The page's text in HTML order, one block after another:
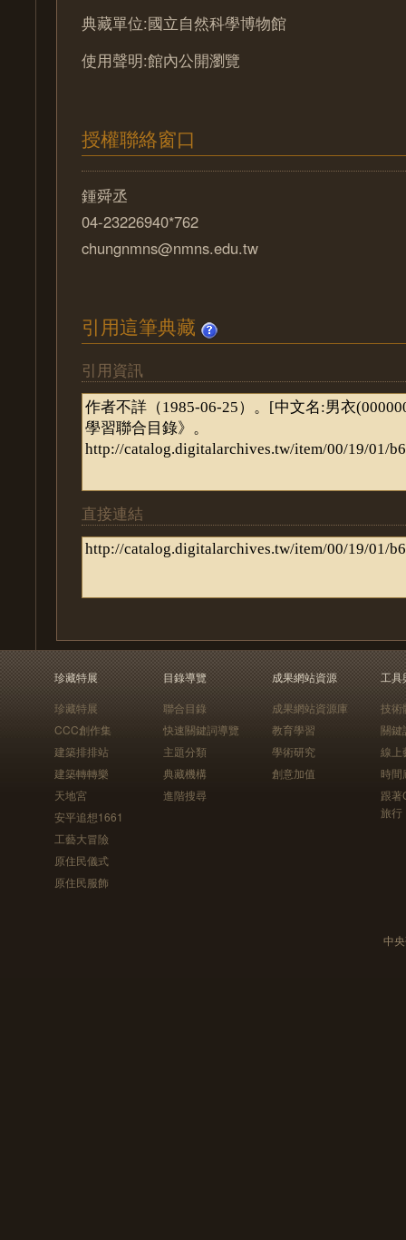
典藏單位:國立自然科學博物館
使用聲明:館內公開瀏覽
授權聯絡窗口
鍾舜丞
04-23226940*762
chungnmns@nmns.edu.tw
引用這筆典藏
引用資訊
直接連結
珍藏特展
珍藏特展
CCC創作集
建築排排站
建築轉轉樂
天地宮
安平追想1661
工藝大冒險
原住民儀式
原住民服飾
目錄導覽
聯合目錄
快速關鍵詞導覽
主題分類
典藏機構
進階搜尋
成果網站資源
成果網站資源庫
教育學習
學術研究
創意加值
工具
技術
關鍵
線上
時間
跟
旅行
中